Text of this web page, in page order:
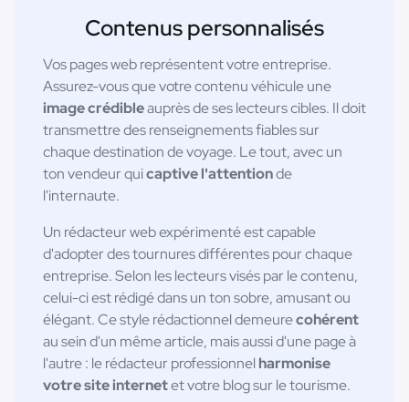
Contenus personnalisés
Vos pages web représentent votre entreprise.
Assurez-vous que votre contenu véhicule une
image crédibleauprès de ses lecteurs cibles. Il doit
transmettre des renseignements fiables sur
chaque destination de voyage. Le tout, avec un
ton vendeur quicaptive l'attentionde
l'internaute.
Un rédacteur web expérimenté est capable
d'adopter des tournures différentes pour chaque
entreprise. Selon les lecteurs visés par le contenu,
celui-ci est rédigé dans un ton sobre, amusant ou
élégant. Ce style rédactionnel demeurecohérent
au sein d'un même article, mais aussi d'une page à
l'autre : le rédacteur professionnelharmonise
votre site internetet votre blog sur le tourisme.